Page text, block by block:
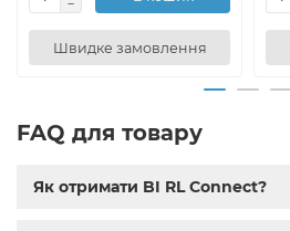
Швидке замовлення
FAQ для товару
Як отримати BI RL Connect?